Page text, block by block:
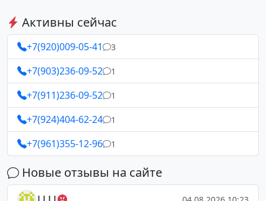
Активны сейчас
+7(920)009-05-41 3
+7(903)236-09-52 1
+7(911)236-09-52 1
+7(924)404-62-24 1
+7(961)355-12-96 1
Новые отзывы на сайте